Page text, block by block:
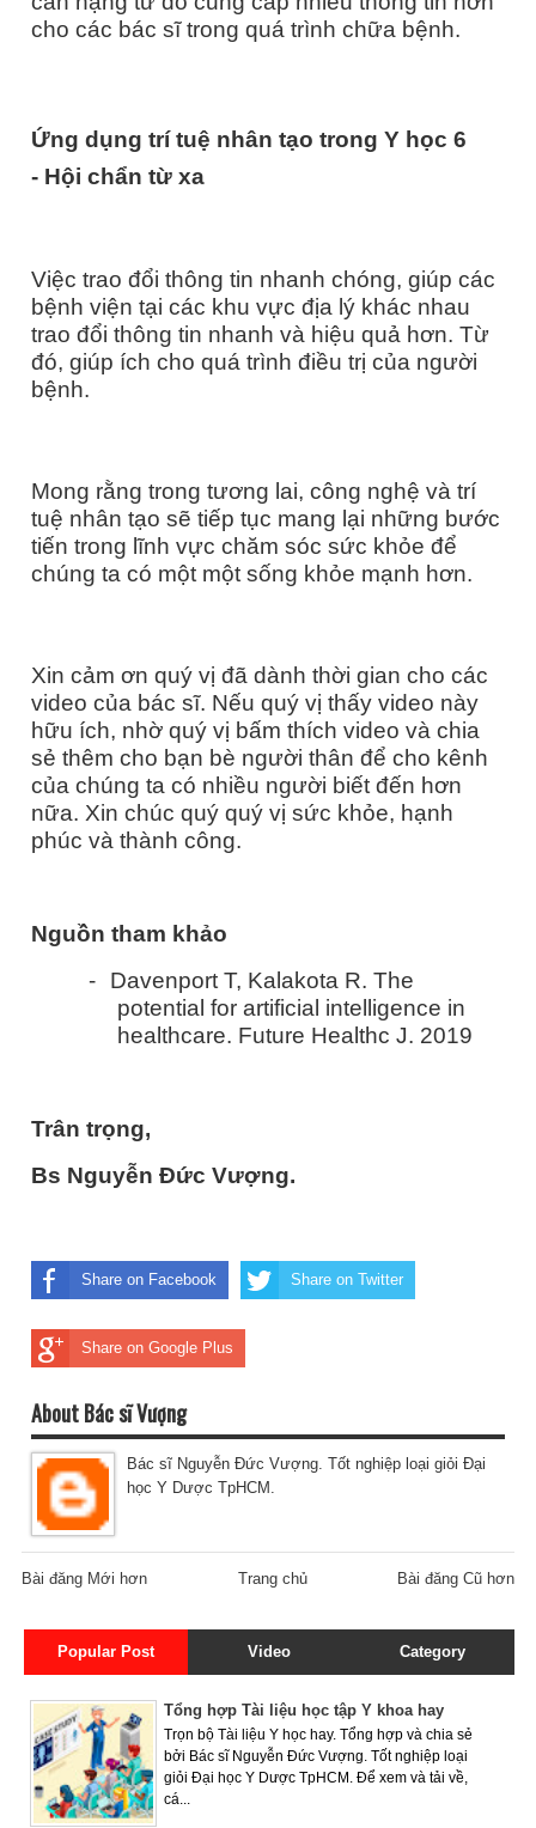
cho các bác sĩ trong quá trình chữa bệnh.
Ứng dụng trí tuệ nhân tạo trong Y học 6
- Hội chẩn từ xa
Việc trao đổi thông tin nhanh chóng, giúp các
bệnh viện tại các khu vực địa lý khác nhau
trao đổi thông tin nhanh và hiệu quả hơn. Từ
đó, giúp ích cho quá trình điều trị của người
bệnh.
Mong rằng trong tương lai, công nghệ và trí
tuệ nhân tạo sẽ tiếp tục mang lại những bước
tiến trong lĩnh vực chăm sóc sức khỏe để
chúng ta có một một sống khỏe mạnh hơn.
Xin cảm ơn quý vị đã dành thời gian cho các
video của bác sĩ. Nếu quý vị thấy video này
hữu ích, nhờ quý vị bấm thích video và chia
sẻ thêm cho bạn bè người thân để cho kênh
của chúng ta có nhiều người biết đến hơn
nữa. Xin chúc quý quý vị sức khỏe, hạnh
phúc và thành công.
Nguồn tham khảo
-
Davenport T, Kalakota R. The
potential for artificial intelligence in
healthcare. Future Healthc J. 2019
Trân trọng,
Bs Nguyễn Đức Vượng.
Share on Facebook Share on Twitter
Share on Google Plus
About Bác sĩ Vượng
Bác sĩ Nguyễn Đức Vượng. Tốt nghiệp loại giỏi Đại
học Y Dược TpHCM.
Bài đăng Mới hơn Bài đăng Cũ hơn
Trang chủ
Popular Post Video Category
Tổng hợp Tài liệu học tập Y khoa hay
Trọn bộ Tài liệu Y học hay. Tổng hợp và chia sẻ
bởi Bác sĩ Nguyễn Đức Vượng. Tốt nghiệp loại
giỏi Đại học Y Dược TpHCM. Để xem và tải về,
cá...